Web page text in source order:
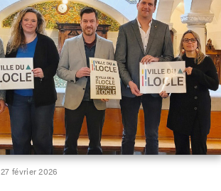
27 février 2026